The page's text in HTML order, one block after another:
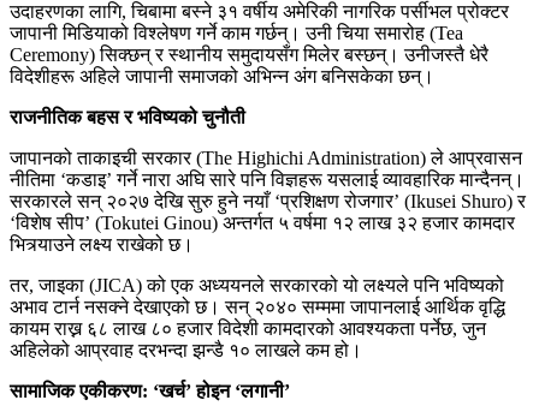
उदाहरणका लागि, चिबामा बस्ने ३१ वर्षीय अमेरिकी नागरिक पर्सीभल प्रोक्टर
जापानी मिडियाको विश्लेषण गर्ने काम गर्छन्। उनी चिया समारोह (Tea
Ceremony) सिक्छन् र स्थानीय समुदायसँग मिलेर बस्छन्। उनीजस्तै धेरै
विदेशीहरू अहिले जापानी समाजको अभिन्न अंग बनिसकेका छन्।
राजनीतिक बहस र भविष्यको चुनौती
जापानको ताकाइची सरकार (The Highichi Administration) ले आप्रवासन
नीतिमा ‘कडाइ’ गर्ने नारा अघि सारे पनि विज्ञहरू यसलाई व्यावहारिक मान्दैनन्।
सरकारले सन् २०२७ देखि सुरु हुने नयाँ ‘प्रशिक्षण रोजगार’ (Ikusei Shuro) र
‘विशेष सीप’ (Tokutei Ginou) अन्तर्गत ५ वर्षमा १२ लाख ३२ हजार कामदार
भित्र्याउने लक्ष्य राखेको छ।
तर, जाइका (JICA) को एक अध्ययनले सरकारको यो लक्ष्यले पनि भविष्यको
अभाव टार्न नसक्ने देखाएको छ। सन् २०४० सम्ममा जापानलाई आर्थिक वृद्धि
कायम राख्न ६८ लाख ८० हजार विदेशी कामदारको आवश्यकता पर्नेछ, जुन
अहिलेको आप्रवाह दरभन्दा झन्डै १० लाखले कम हो।
सामाजिक एकीकरण: ‘खर्च’ होइन ‘लगानी’